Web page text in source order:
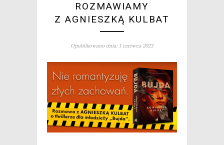
ROZMAWIAMY
Z AGNIESZKĄ KULBAT
Opublikowano dnia: 1 czerwca 2023